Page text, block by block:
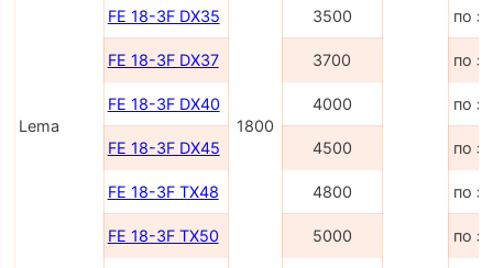
Lema 1800
FE 18-3F DX35 3500 по
FE 18-3F DX37 3700 по
FE 18-3F DX40 4000 по
FE 18-3F DX45 4500 по
FE 18-3F TX48 4800 по
FE 18-3F TX50 5000 по